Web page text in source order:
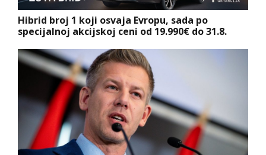
Hibrid broj 1 koji osvaja Evropu, sada po
specijalnoj akcijskoj ceni od 19.990€ do 31.8.